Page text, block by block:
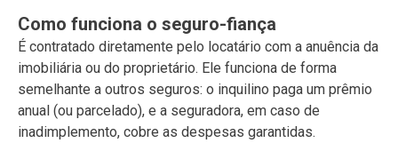
Como funciona o seguro-fiança
É contratado diretamente pelo locatário com a anuência da
imobiliária ou do proprietário. Ele funciona de forma
semelhante a outros seguros: o inquilino paga um prêmio
anual (ou parcelado), e a seguradora, em caso de
inadimplemento, cobre as despesas garantidas.